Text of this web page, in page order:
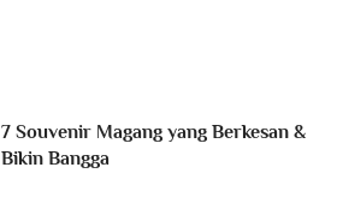
7 Souvenir Magang yang Berkesan &
Bikin Bangga